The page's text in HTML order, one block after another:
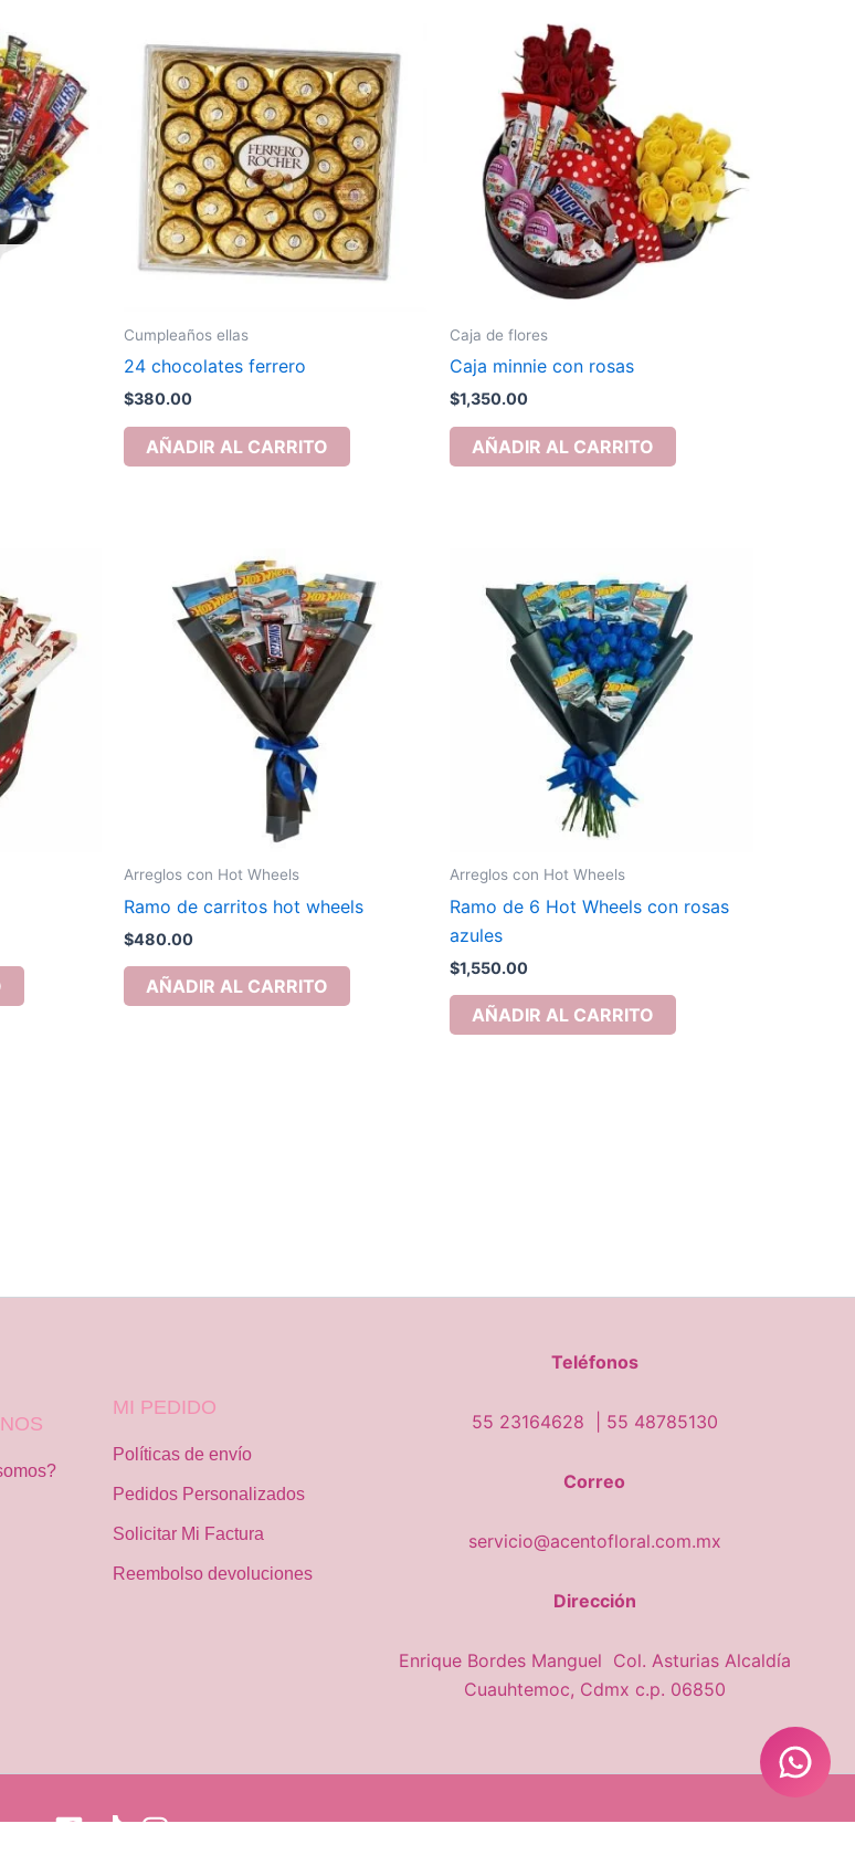
Cumpleaños ellas
24 chocolates ferrero
$380.00
AÑADIR AL CARRITO
Caja de flores
Caja minnie con rosas
$1,350.00
AÑADIR AL CARRITO
Arreglos con Hot Wheels
Ramo de carritos hot wheels
$480.00
AÑADIR AL CARRITO
Arreglos con Hot Wheels
Ramo de 6 Hot Wheels con rosas
azules
$1,550.00
AÑADIR AL CARRITO
MI PEDIDO
Políticas de envío
Pedidos Personalizados
Solicitar Mi Factura
Reembolso devoluciones
Teléfonos
55 23164628 | 55 48785130
Correo
servicio@acentofloral.com.mx
Dirección
Enrique Bordes Manguel Col. Asturias Alcaldía
Cuauhtemoc, Cdmx c.p. 06850